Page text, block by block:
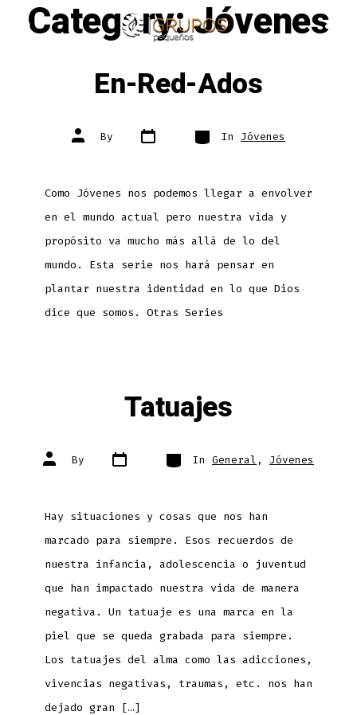
Category:Jóvenes
En-Red-Ados
Post
author
By Post
date
Categories
In Jóvenes
Como Jóvenes nos podemos llegar a envolver
en el mundo actual pero nuestra vida y
propósito va mucho más allá de lo del
mundo. Esta serie nos hará pensar en
plantar nuestra identidad en lo que Dios
dice que somos. Otras Series
Tatuajes
Post
author
By Post
date
Categories
In General , Jóvenes
Hay situaciones y cosas que nos han
marcado para siempre. Esos recuerdos de
nuestra infancia, adolescencia o juventud
que han impactado nuestra vida de manera
negativa. Un tatuaje es una marca en la
piel que se queda grabada para siempre.
Los tatuajes del alma como las adicciones,
vivencias negativas, traumas, etc. nos han
dejado gran […]